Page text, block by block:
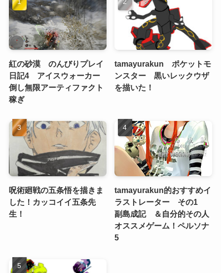
紅の砂漠 のんびりプレイ
日記4 アイスウォーカー
倒し無限アーティファクト
稼ぎ
tamayurakun ポケットモ
ンスター 黒いレックウザ
を描いた！
呪術廻戦の五条悟を描きま
した！カッコイイ五条先
生！
tamayurakun的おすすめイ
ラストレーター その1
副島成記 ＆自分的その人
オススメゲーム！ペルソナ
5